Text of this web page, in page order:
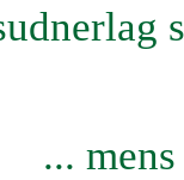
...